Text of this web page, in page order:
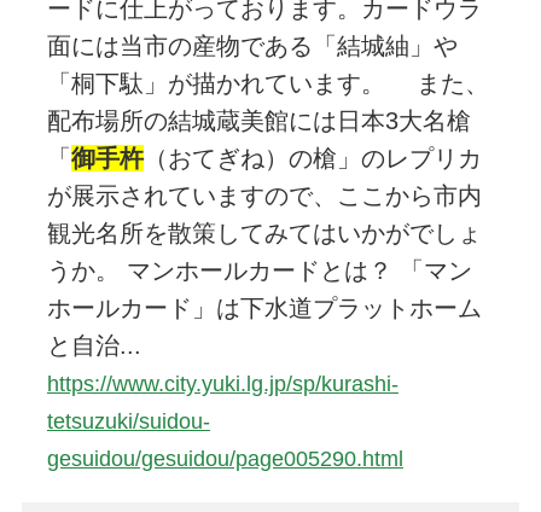
ードに仕上がっております。カードウラ
面には当市の産物である「結城紬」や
「桐下駄」が描かれています。 また、
配布場所の結城蔵美館には日本3大名槍
「 御手杵（おてぎね）の槍」のレプリカ
が展示されていますので、ここから市内
観光名所を散策してみてはいかがでしょ
うか。 マンホールカードとは？ 「マン
ホールカード」は下水道プラットホーム
と自治...
https://www.city.yuki.lg.jp/sp/kurashi-
tetsuzuki/suidou-
gesuidou/gesuidou/page005290.html